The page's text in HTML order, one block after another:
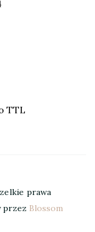
TTL
prawa
przez Blossom